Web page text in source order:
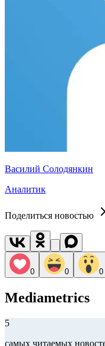
Василий Солодянкин
Аналитик
Поделиться новостью
0 0 0
Mediametrics
5
самых читаемых